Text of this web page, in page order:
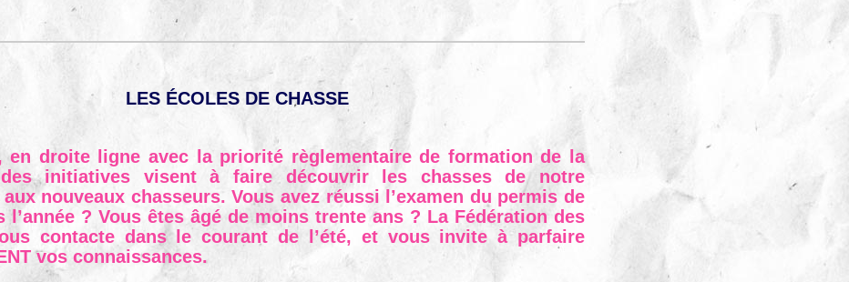
LES ÉCOLES DE CHASSE
en droite ligne avec la priorité règlementaire de formation de la
des initiatives visent à faire découvrir les chasses de notre
nouveaux chasseurs. Vous avez réussi l’examen du permis de
l’année ? Vous êtes âgé de moins trente ans ? La Fédération des
contacte dans le courant de l’été, et vous invite à parfaire
vos connaissances.